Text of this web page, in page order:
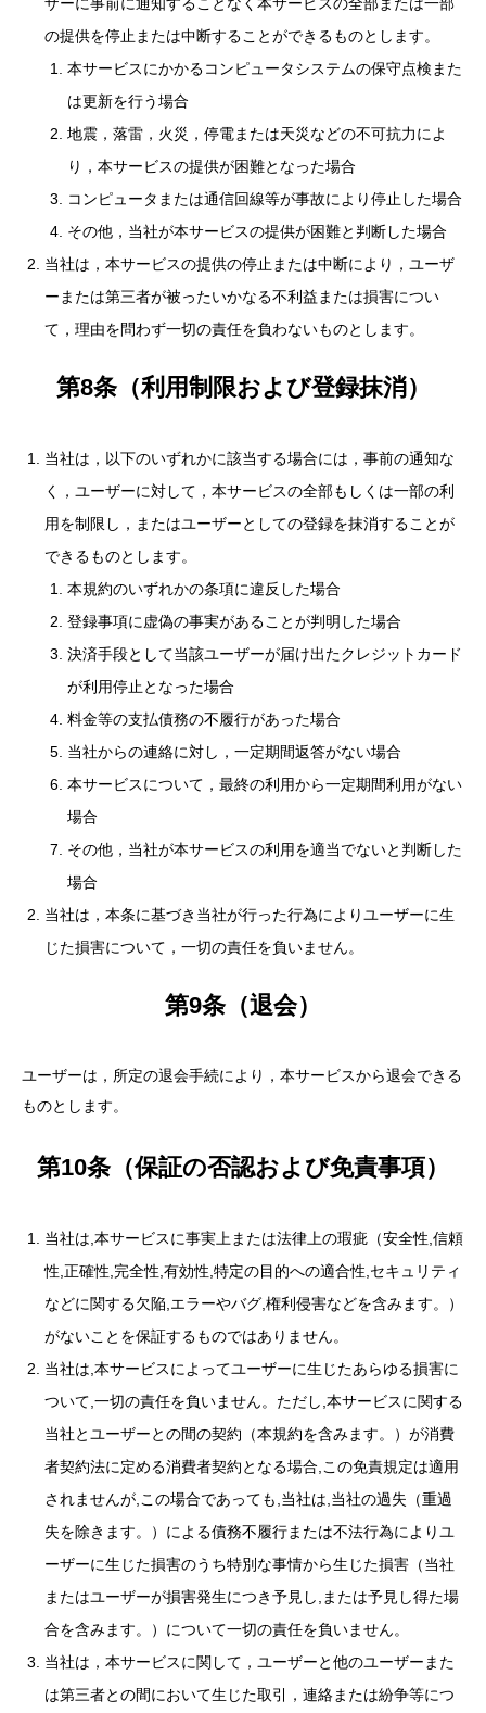
の提供を停止または中断することができるものとします。
本サービスにかかるコンピュータシステムの保守点検また
は更新を行う場合
地震，落雷，火災，停電または天災などの不可抗力によ
り，本サービスの提供が困難となった場合
コンピュータまたは通信回線等が事故により停止した場合
その他，当社が本サービスの提供が困難と判断した場合
当社は，本サービスの提供の停止または中断により，ユーザ
ーまたは第三者が被ったいかなる不利益または損害につい
て，理由を問わず一切の責任を負わないものとします。
第8条（利用制限および登録抹消）
当社は，以下のいずれかに該当する場合には，事前の通知な
く，ユーザーに対して，本サービスの全部もしくは一部の利
用を制限し，またはユーザーとしての登録を抹消することが
できるものとします。
本規約のいずれかの条項に違反した場合
登録事項に虚偽の事実があることが判明した場合
決済手段として当該ユーザーが届け出たクレジットカード
が利用停止となった場合
料金等の支払債務の不履行があった場合
当社からの連絡に対し，一定期間返答がない場合
本サービスについて，最終の利用から一定期間利用がない
場合
その他，当社が本サービスの利用を適当でないと判断した
場合
当社は，本条に基づき当社が行った行為によりユーザーに生
じた損害について，一切の責任を負いません。
第9条（退会）
ユーザーは，所定の退会手続により，本サービスから退会できる
ものとします。
第10条（保証の否認および免責事項）
当社は,本サービスに事実上または法律上の瑕疵（安全性,信頼
性,正確性,完全性,有効性,特定の目的への適合性,セキュリティ
などに関する欠陥,エラーやバグ,権利侵害などを含みます。）
がないことを保証するものではありません。
当社は,本サービスによってユーザーに生じたあらゆる損害に
ついて,一切の責任を負いません。ただし,本サービスに関する
当社とユーザーとの間の契約（本規約を含みます。）が消費
者契約法に定める消費者契約となる場合,この免責規定は適用
されませんが,この場合であっても,当社は,当社の過失（重過
失を除きます。）による債務不履行または不法行為によりユ
ーザーに生じた損害のうち特別な事情から生じた損害（当社
またはユーザーが損害発生につき予見し,または予見し得た場
合を含みます。）について一切の責任を負いません。
当社は，本サービスに関して，ユーザーと他のユーザーまた
は第三者との間において生じた取引，連絡または紛争等につ